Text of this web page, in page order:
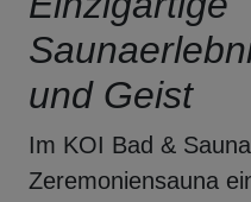
und Geist
Im KOI Bad &
Zeremoniensauna